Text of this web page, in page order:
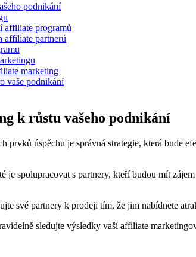
podnikání
affiliate programů
affiliate partnerů
marketing
vaše podnikání
k růstu vašeho podnikání
prvků úspěchu je správná strategie, která bude
je spolupracovat s partnery, kteří budou mít
své partnery k prodeji tím, že jim nabídnete
sledujte výsledky vaší affiliate